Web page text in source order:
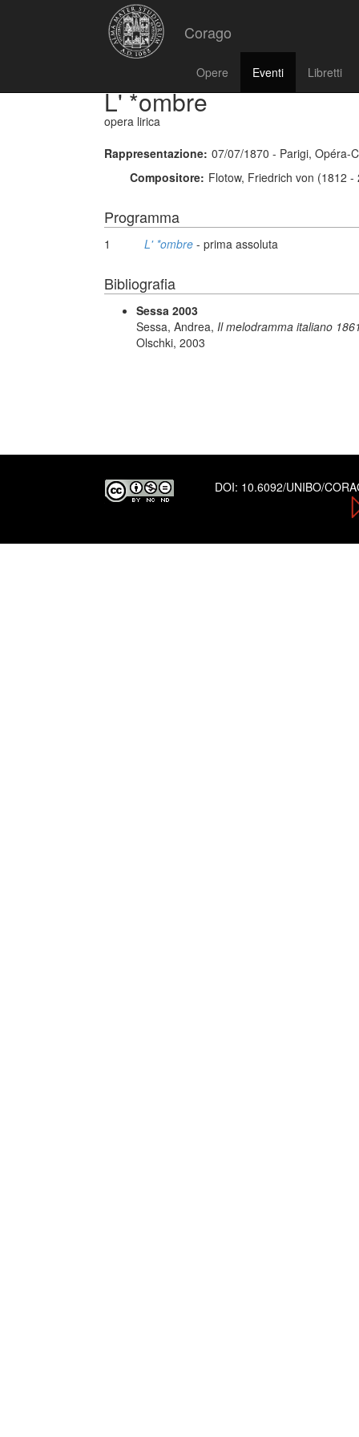
Corago
Opere Eventi Libretti
L' *ombre
opera lirica
Rappresentazione: 07/07/1870 - Parigi, Opéra-
Compositore: Flotow, Friedrich von (1812 -
Programma
1 L' *ombre - prima assoluta
Bibliografia
Sessa 2003
Sessa, Andrea, Il melodramma italiano
Olschki, 2003
DOI: 10.6092/UNIBO/